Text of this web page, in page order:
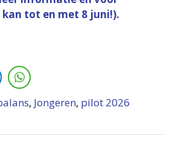
tot en met 8 juni!).
, Jongeren, pilot 2026